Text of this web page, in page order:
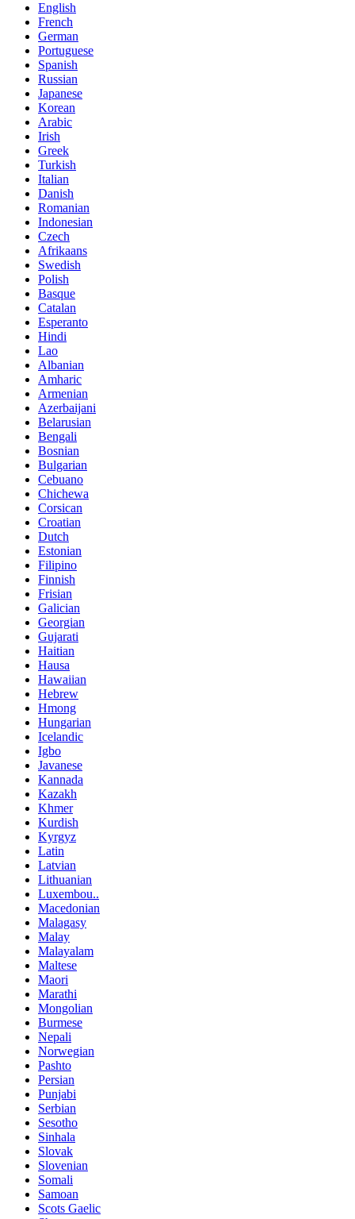
English
French
German
Portuguese
Spanish
Russian
Japanese
Korean
Arabic
Irish
Greek
Turkish
Italian
Danish
Romanian
Indonesian
Czech
Afrikaans
Swedish
Polish
Basque
Catalan
Esperanto
Hindi
Lao
Albanian
Amharic
Armenian
Azerbaijani
Belarusian
Bengali
Bosnian
Bulgarian
Cebuano
Chichewa
Corsican
Croatian
Dutch
Estonian
Filipino
Finnish
Frisian
Galician
Georgian
Gujarati
Haitian
Hausa
Hawaiian
Hebrew
Hmong
Hungarian
Icelandic
Igbo
Javanese
Kannada
Kazakh
Khmer
Kurdish
Kyrgyz
Latin
Latvian
Lithuanian
Luxembou..
Macedonian
Malagasy
Malay
Malayalam
Maltese
Maori
Marathi
Mongolian
Burmese
Nepali
Norwegian
Pashto
Persian
Punjabi
Serbian
Sesotho
Sinhala
Slovak
Slovenian
Somali
Samoan
Scots Gaelic